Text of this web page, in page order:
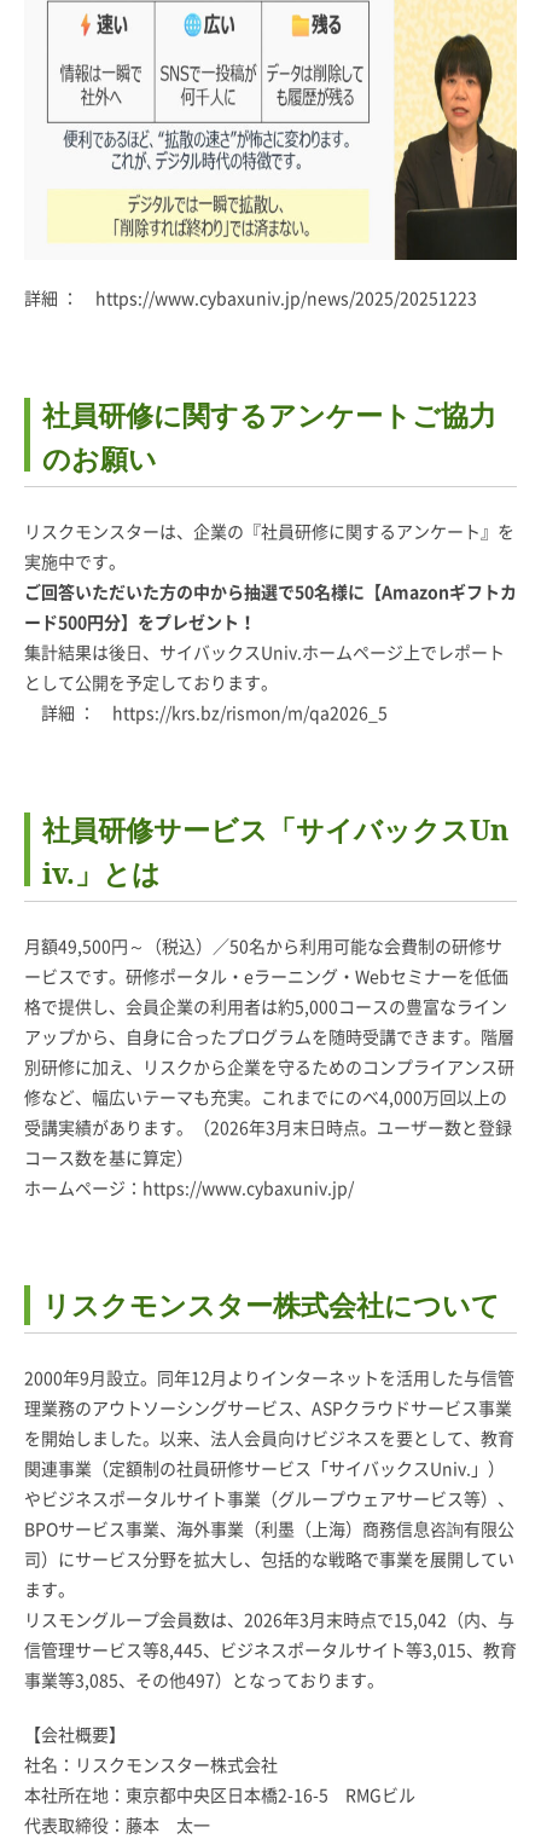
詳細 ： https://www.cybaxuniv.jp/news/2025/20251223
社員研修に関するアンケートご協力
のお願い
リスクモンスターは、企業の『社員研修に関するアンケート』を
実施中です。
ご回答いただいた方の中から抽選で50名様に【Amazonギフトカ
ード500円分】をプレゼント！
集計結果は後日、サイバックスUniv.ホームページ上でレポート
として公開を予定しております。
詳細 ：
https://krs.bz/rismon/m/qa2026_5
社員研修サービス「サイバックスUn
iv.」とは
月額49,500円～（税込）／50名から利用可能な会費制の研修サ
ービスです。研修ポータル・eラーニング・Webセミナーを低価
格で提供し、会員企業の利用者は約5,000コースの豊富なライン
アップから、自身に合ったプログラムを随時受講できます。階層
別研修に加え、リスクから企業を守るためのコンプライアンス研
修など、幅広いテーマも充実。これまでにのべ4,000万回以上の
受講実績があります。（2026年3月末日時点。ユーザー数と登録
コース数を基に算定）
ホームページ： https://www.cybaxuniv.jp/
リスクモンスター株式会社について
2000年9月設立。同年12月よりインターネットを活用した与信管
理業務のアウトソーシングサービス、ASPクラウドサービス事業
を開始しました。以来、法人会員向けビジネスを要として、教育
関連事業（定額制の社員研修サービス「サイバックスUniv.」）
やビジネスポータルサイト事業（グループウェアサービス等）、
BPOサービス事業、海外事業（利墨（上海）商務信息咨詢有限公
司）にサービス分野を拡大し、包括的な戦略で事業を展開してい
ます。
リスモングループ会員数は、2026年3月末時点で15,042（内、与
信管理サービス等8,445、ビジネスポータルサイト等3,015、教育
事業等3,085、その他497）となっております。
【会社概要】
社名：リスクモンスター株式会社
本社所在地：東京都中央区日本橋2-16-5 RMGビル
代表取締役：藤本 太一